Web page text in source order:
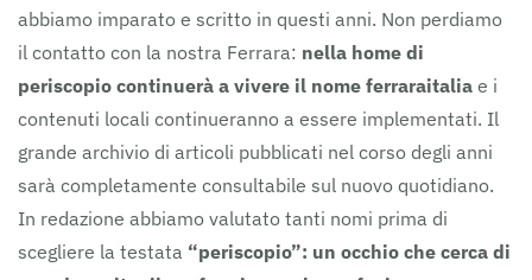
abbiamo imparato e scritto in questi anni. Non perdiamo
il contatto con la nostra Ferrara: nella home di
periscopio continuerà a vivere il nome ferraraitalia e i
contenuti locali continueranno a essere implementati. Il
grande archivio di articoli pubblicati nel corso degli anni
sarà completamente consultabile sul nuovo quotidiano.
In redazione abbiamo valutato tanti nomi prima di
scegliere la testata “periscopio”: un occhio che cerca di